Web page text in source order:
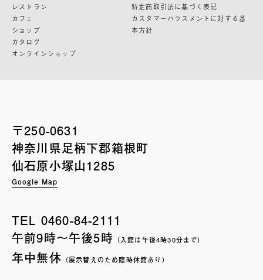
レストラン
カフェ
ショップ
カタログ
オンラインショップ
特定商取引法に基づく表記
カスタマーハラスメントに対する基
本方針
〒250-0631
神奈川県足柄下郡箱根町
仙石原小塚山1285
Google Map
TEL 0460-84-2111
午前9時〜午後5時 （入館は午後4時30分まで）
年中無休 （展示替えのため臨時休館あり）